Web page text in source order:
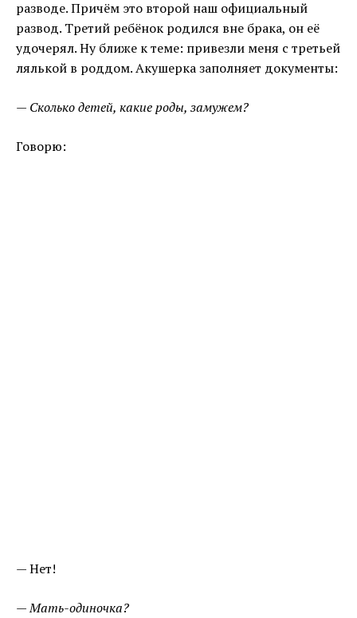
разводе. Причём это второй наш официальный
развод. Третий ребёнок родился вне брака, он её
удочерял. Ну ближе к теме: привезли меня с третьей
лялькой в роддом. Акушерка заполняет документы:
— Сколько детей, какие роды, замужем?
Говорю:
— Нет!
— Мать-одиночка?